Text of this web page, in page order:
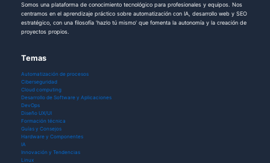
Somos una plataforma de conocimiento tecnológico para profesionales y equipos. Nos
centramos en el aprendizaje práctico sobre automatización con IA, desarrollo web y SEO
estratégico, con una filosofía 'hazlo tú mismo' que fomenta la autonomía y la creación de
proyectos propios.
Temas
Automatización de procesos
Ciberseguridad
Cloud computing
Desarrollo de Software y Aplicaciones
DevOps
Diseño UX/UI
Formación técnica
Guías y Consejos
Hardware y Componentes
IA
Innovación y Tendencias
Linux